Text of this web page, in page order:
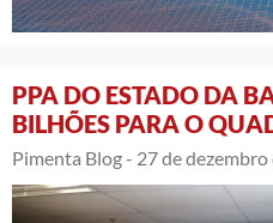
PPA DO ESTADO DA
BILHÕES PARA O
Pimenta Blog - 27 de